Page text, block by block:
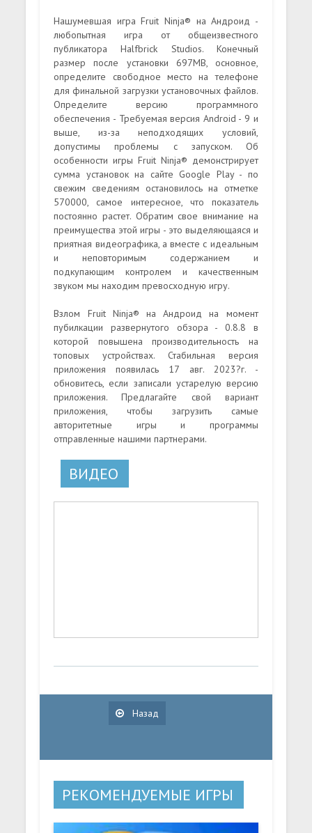
Нашумевшая игра Fruit Ninja® на Андроид -
любопытная игра от общеизвестного
публикатора Halfbrick Studios. Конечный
размер после установки 697MB, основное,
определите свободное место на телефоне
для финальной загрузки установочных файлов.
Определите версию программного
обеспечения - Требуемая версия Android - 9 и
выше, из-за неподходящих условий,
допустимы проблемы с запуском. Об
особенности игры Fruit Ninja® демонстрирует
сумма установок на сайте Google Play - по
свежим сведениям остановилось на отметке
570000, самое интересное, что показатель
постоянно растет. Обратим свое внимание на
преимущества этой игры - это выделяющаяся и
приятная видеографика, а вместе с идеальным
и неповторимым содержанием и
подкупающим контролем и качественным
звуком мы находим превосходную игру.
Взлом Fruit Ninja® на Андроид на момент
пубилкации развернутого обзора - 0.8.8 в
которой повышена производительность на
топовых устройствах. Стабильная версия
приложения появилась 17 авг. 2023?г. -
обновитесь, если записали устарелую версию
приложения. Предлагайте свой вариант
приложения, чтобы загрузить самые
авторитетные игры и программы
отправленные нашими партнерами.
ВИДЕО
Назад
РЕКОМЕНДУЕМЫЕ ИГРЫ